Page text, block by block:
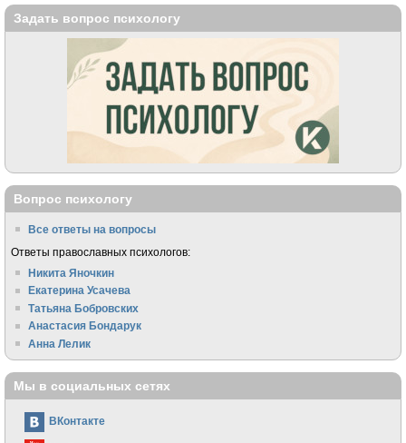
Задать вопрос психологу
Вопрос психологу
Все ответы на вопросы
Ответы православных психологов:
Никита Яночкин
Екатерина Усачева
Татьяна Бобровских
Анастасия Бондарук
Анна Лелик
Мы в социальных сетях
ВКонтакте